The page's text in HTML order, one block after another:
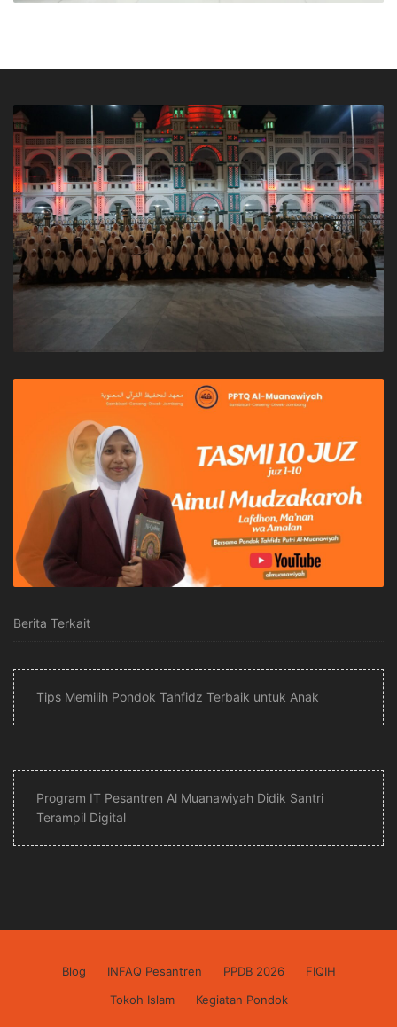
Berita Terkait
Tips Memilih Pondok Tahfidz Terbaik untuk Anak
Program IT Pesantren Al Muanawiyah Didik Santri
Terampil Digital
Blog INFAQ Pesantren PPDB 2026
FIQIH
Tokoh Islam
Kegiatan Pondok